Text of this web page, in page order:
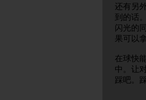
还有另
到的话
闪光的
果可以
在球快
中。让
踩吧。